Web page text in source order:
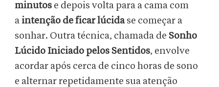
minutos e depois volta para a cama com
a intenção de ficar lúcidase começar a
sonhar. Outra técnica, chamada de Sonho
Lúcido Iniciado pelos Sentidos, envolve
acordar após cerca de cinco horas de sono
e alternar repetidamente sua atenção